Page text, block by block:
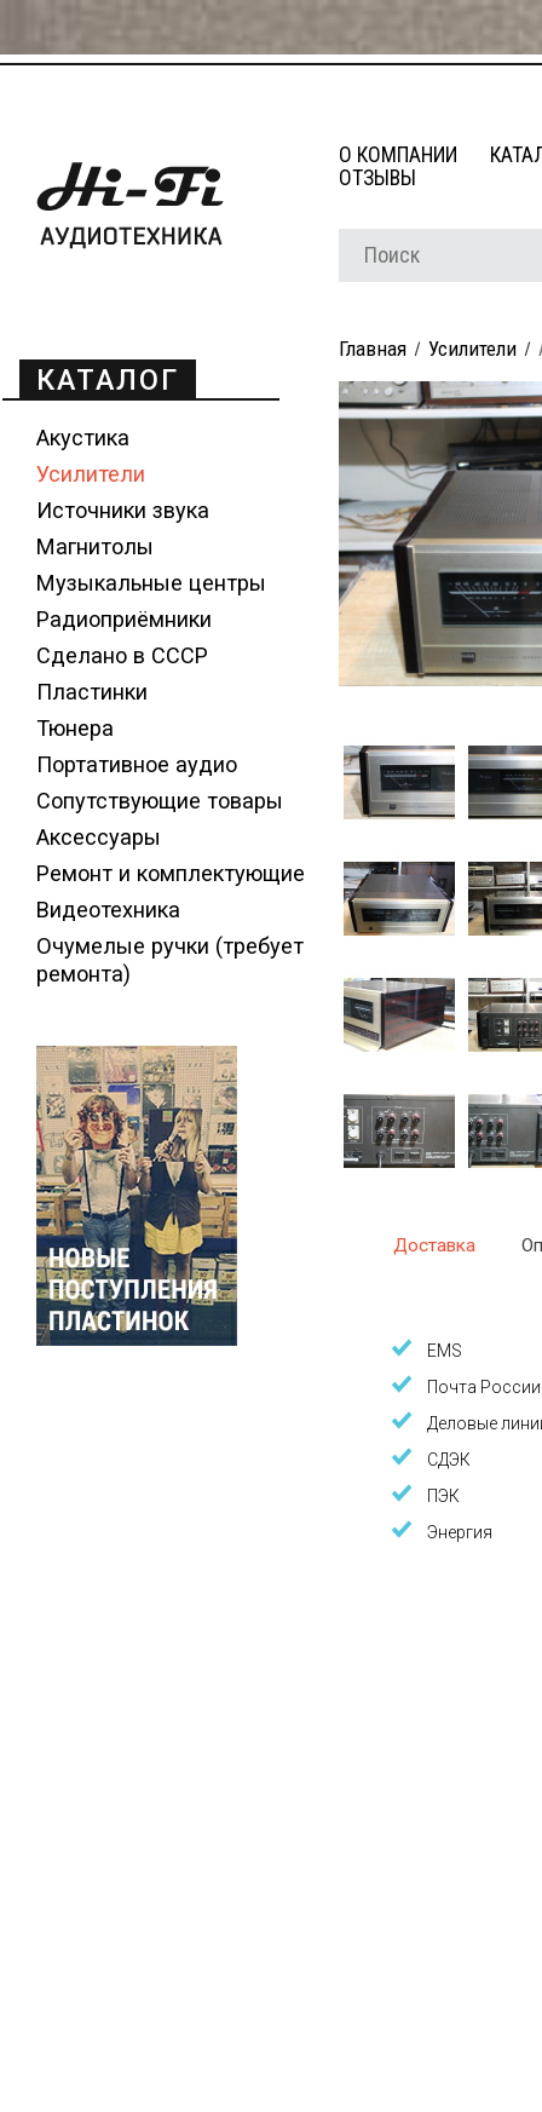
О КОМПАНИИ
ОТЗЫВЫ
КАТАЛОГ
Акустика
Усилители
Источники звука
Магнитолы
Музыкальные центры
Радиоприёмники
Сделано в СССР
Пластинки
Тюнера
Портативное аудио
Сопутствующие товары
Аксессуары
Ремонт и комплектующие
Видеотехника
Очумелые ручки (требует
ремонта)
Главная Усилители
Доставка
EMS
Почта России
Деловые
СДЭК
ПЭК
Энергия